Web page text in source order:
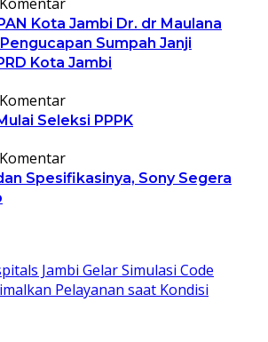
Kota Jambi Dr. dr Maulana
Sumpah Janji
Kota Jambi
Seleksi PPPK
Spesifikasinya, Sony Segera